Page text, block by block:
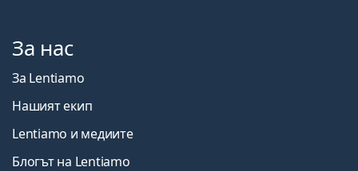
За нас
За Lentiamo
Нашият екип
Lentiamo и медиите
Блогът на Lentiamo